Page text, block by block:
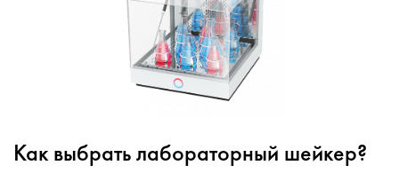
Как выбрать лабораторный шейкер?